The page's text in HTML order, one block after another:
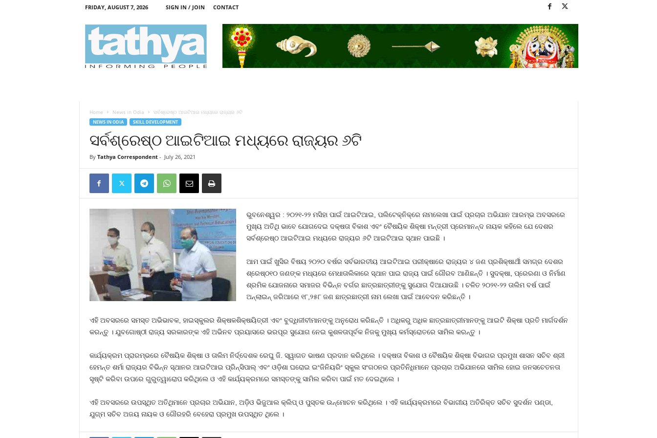
FRIDAY, AUGUST 7, 2026 SIGN IN / JOIN CONTACT
Home News in Odia ସର୍ବଶ୍ରେଷ୍ଠ ଆଇଟିଆଇ ମଧ୍ୟରେ ରାଜ୍ୟର ୬ଟି
NEWS IN ODIA SKILL DEVELOPMENT
ସର୍ବଶ୍ରେଷ୍ଠ ଆଇଟିଆଇ ମଧ୍ୟରେ ରାଜ୍ୟର ୬ଟି
By Tathya Correspondent- July 26, 2021
ଭୁବନେଶ୍ୱର : ୨୦୨୧-୨୨ ମସିହା ପାଇଁ ଆଇଟିଆଇ, ପଲିଟେକ୍‌ନିକ୍‌ରେ ନାମଲେଖା ପାଇଁ ପ୍ରଚାର ଅଭିଯାନ ଆରମ୍ଭ ଅବସରରେ
ମୁଖ୍ୟ ଅତିଥି ଭାବେ ଯୋଗଦେଇ ଦକ୍ଷତା ବିକାଶ ଏବଂ ବୈଷୟିକ ଶିକ୍ଷା ମନ୍ତ୍ରୀ ପ୍ରେମାନନ୍ଦ ନାୟକ କହିଲେ ଯେ ଦେଶର
ସର୍ବଶ୍ରେଷ୍ଠ ଆଇଟିଆଇ ମଧ୍ୟରେ ରାଜ୍ୟର ୬ଟି ଆଇଟିଆଇ ସ୍ଥାନ ପାଇଛି ।
ଆମ ପାଇଁ ଖୁସିର ବିଷୟ ୨୦୨୦ ବର୍ଷର ସର୍ବଭାରତୀୟ ଆଇଟିଆଇ ପରୀକ୍ଷାରେ ରାଜ୍ୟର ୪ ଜଣ ପ୍ରଶିକ୍ଷାର୍ଥୀ ସମଗ୍ର ଦେଶର
ଶ୍ରେଷ୍ଠ୧୦ ଜଣଙ୍କ ମଧ୍ୟରେ ମେଧାତାଲିକାରେ ସ୍ଥାନ ପାଇ ରାଜ୍ୟ ପାଇଁ ଗୌରବ ଆଣିଛନ୍ତି । ସୁଦକ୍ଷା, ପ୍ରେରଣା ଓ ନିର୍ମାଣ
ଶ୍ରମିକ ଯୋଜନାରେ ସମାଜର ବିଭିନ୍ନ ବର୍ଗର ଛାତ୍ରଛାତ୍ରୀଙ୍କୁ ସୁଯୋଗ ଦିଆଯାଉଛି । ଚଳିତ ୨୦୨୧-୨୨ ତାଲିମ ବର୍ଷ ପାଇଁ
ଅନ୍‌ଲାଇନ୍‌ ଜରିଆରେ ୧୮,୨୫୮ ଜଣ ଛାତ୍ରଛାତ୍ରୀ ନାମ ଲେଖା ପାଇଁ ଆବେଦନ କରିଛନ୍ତି ।
ଏହି ଅବସରରେ ସମସ୍ତ ଅଭିଭାବକ, ହାଇସ୍କୁଲର ଶିକ୍ଷକଶିକ୍ଷୟିତ୍ରୀ ଏବଂ ବୁଦ୍ଧିଜୀବୀମାନଙ୍କୁ ଅନୁରୋଧ କରିଛନ୍ତି । ଅଧିକରୁ ଅଧିକ ଛାତ୍ରଛାତ୍ରୀମାନଙ୍କୁ ଆଇଟି ଶିକ୍ଷା ପ୍ରତି ମାର୍ଗଦର୍ଶନ
କରନ୍ତୁ । ଯୁବଗୋଷ୍ଠୀ ରାଜ୍ୟ ସରକାରଙ୍କ ଏହି ଅଭିନବ ପ୍ରୟାସରେ ଭରପୂର ସୁଯୋଗ ନେଇ କୁଶଳତାପୂର୍ବକ ନିଜକୁ ମୁଖ୍ୟ କର୍ମସ୍ରୋତରେ ସାମିଲ କରନ୍ତୁ ।
କାର୍ଯ୍ୟକ୍ରମ ପ୍ରାରମ୍ଭରେ ବୈଷୟିକ ଶିକ୍ଷା ଓ ତାଲିମ ନିର୍ଦ୍ଦେଶକ ରେଘୁ ଜି. ସ୍ୱାଗତ ଭାଷଣ ପ୍ରଦାନ କରିଥିଲେ । ଦକ୍ଷତା ବିକାଶ ଓ ବୈଷୟିକ ଶିକ୍ଷା ବିଭାଗର ପ୍ରମୁଖ ଶାସନ ସଚିବ ଶ୍ରୀ
ହେମନ୍ତ ଶର୍ମା ରାଜ୍ୟର ବିଭିନ୍ନ ସ୍ଥାନର ଆଇଟିଆଇ ପ୍ରିନ୍‌ସିପାଲ୍‌ ଏବଂ ଓଡ଼ିଶା ଘରୋଇ ଇଂଜିନିୟରିଂ ସ୍କୁଲ ସଂଗଠନର ପ୍ରତିନିଧିମାନେ ପ୍ରଚାର ଅଭିଯାନରେ ସାମିଲ ହୋଇ ଜନସଚେତନତା
ସୃଷ୍ଟି କରିବା ଉପରେ ଗୁରୁତ୍ୱାରୋପ କରିଥିଲେ ଓ ଏହି କାର୍ଯ୍ୟକ୍ରମରେ ସମସ୍ତଙ୍କୁ ସାମିଲ କରିବା ପାଇଁ ମତ ଦେଇଥିଲେ ।
ଏହି ଅବସରରେ ଉପସ୍ଥିତ ଅତିଥିମାନେ ପ୍ରଚାର ଅଭିଯାନ, ଅଡ଼ିଓ ଭିଜୁଆଲ କ୍ଲିପ୍‌ ଓ ପୁସ୍ତକ ଉନ୍ମୋଚନ କରିଥିଲେ । ଏହି କାର୍ଯ୍ୟକ୍ରମରେ ବିଭାଗୀୟ ଅତିରିକ୍ତ ସଚିବ ସୁଦର୍ଶନ ପଣ୍ଡା,
ଯୁଗ୍ମ ସଚିବ ଅଜୟ ନାୟକ ଓ ଗୌରହରି ବେହେରା ପ୍ରମୁଖ ଉପସ୍ଥିତ ଥିଲେ ।